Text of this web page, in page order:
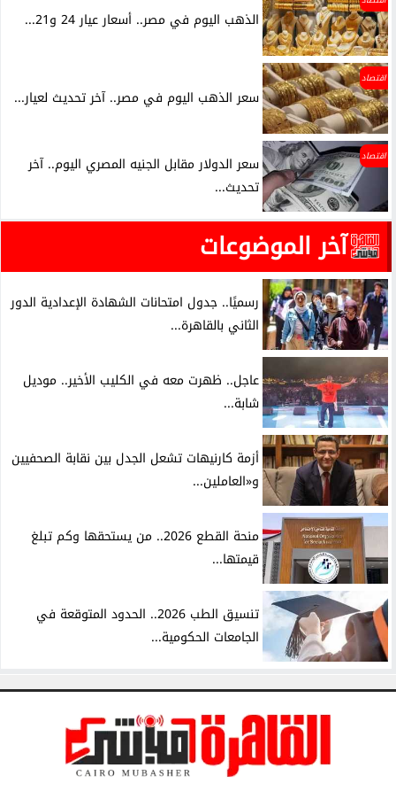
الذهب اليوم في مصر.. أسعار عيار 24 و21...
اقتصاد
سعر الذهب اليوم في مصر.. آخر تحديث لعيار...
اقتصاد
سعر الدولار مقابل الجنيه المصري اليوم.. آخر
تحديث...
آخر الموضوعات
رسميًا.. جدول امتحانات الشهادة الإعدادية الدور
الثاني بالقاهرة...
عاجل.. ظهرت معه في الكليب الأخير.. موديل
شابة...
أزمة كارنيهات تشعل الجدل بين نقابة الصحفيين
و«العاملين...
منحة القطع 2026.. من يستحقها وكم تبلغ
قيمتها...
تنسيق الطب 2026.. الحدود المتوقعة في
الجامعات الحكومية...